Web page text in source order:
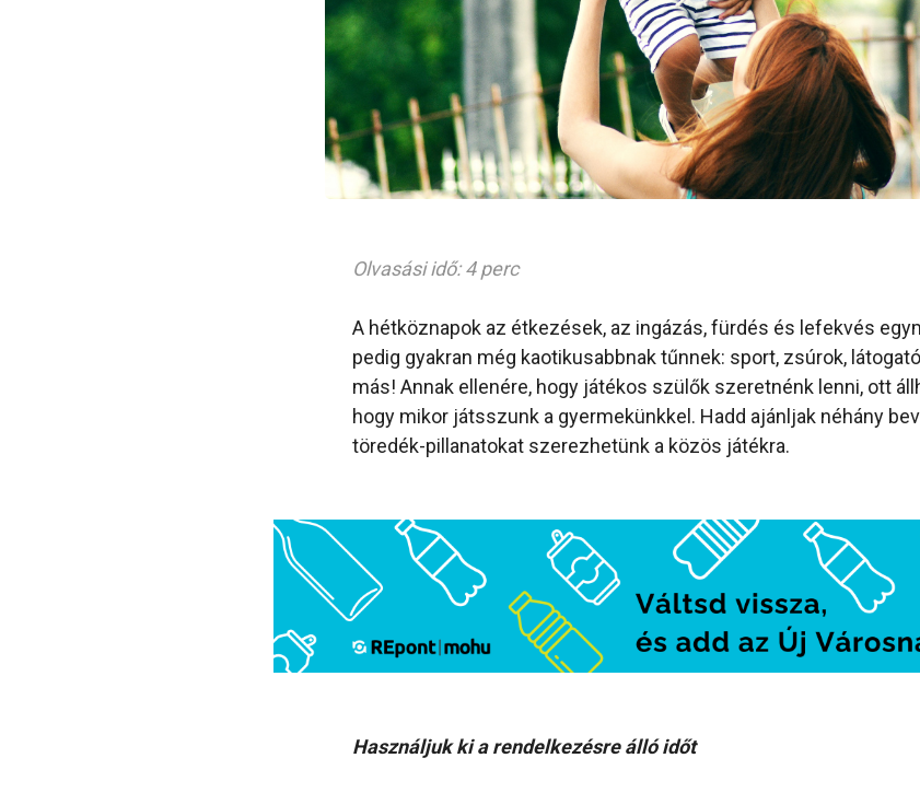
Olvasási idő: 4 perc
A hétköznapok az étkezések, az ingázás, fürdés és lefekvés
pedig gyakran még kaotikusabbnak tűnnek: sport, zsúrok,
más! Annak ellenére, hogy játékos szülők szeretnénk lenni, ott
hogy mikor játsszunk a gyermekünkkel. Hadd ajánljak néhány
töredék-pillanatokat szerezhetünk a közös játékra.
Használjuk ki a rendelkezésre álló időt